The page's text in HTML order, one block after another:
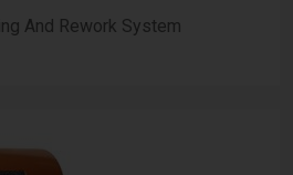
And Rework System